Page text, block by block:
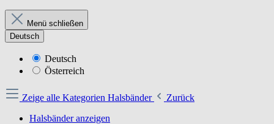
Menü schließen
Deutsch
Deutsch
Österreich
Zeige alle Kategorien Halsbänder
Zurück
Halsbänder anzeigen